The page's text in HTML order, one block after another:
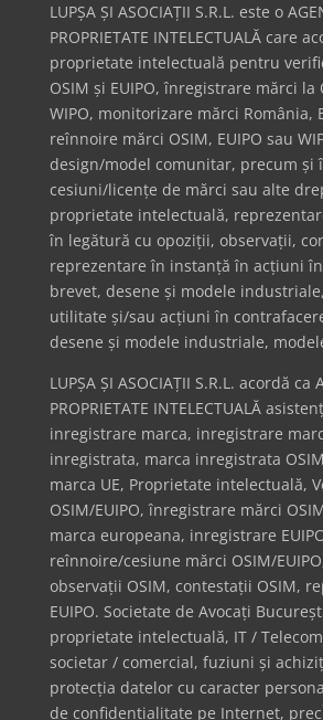
LUPȘA ȘI ASOCIAȚII S.R.L. este o
PROPRIETATE INTELECTUALĂ care
proprietate intelectuală pentru
OSIM și EUIPO, înregistrare mărci la
WIPO, monitorizare mărci România,
reînnoire mărci OSIM, EUIPO sau
design/model comunitar, precum și
cesiuni/licențe de mărci sau alte
proprietate intelectuală,
în legătură cu opoziții, observații,
reprezentare în instanță în acțiuni
brevet, desene și modele
utilitate și/sau acțiuni în
desene și modele industriale,
LUPȘA ȘI ASOCIAȚII S.R.L. acordă ca
PROPRIETATE INTELECTUALĂ
inregistrare marca, inregistrare
inregistrata, marca inregistrata
marca UE, Proprietate intelectuală,
OSIM/EUIPO, înregistrare mărci
marca europeana, inregistrare
reînnoire/cesiune mărci OSIM/
observații OSIM, contestații OSIM,
EUIPO. Societate de Avocați
proprietate intelectuală, IT /
societar / comercial, fuziuni și
protecția datelor cu caracter
de confidențialitate pe Internet,